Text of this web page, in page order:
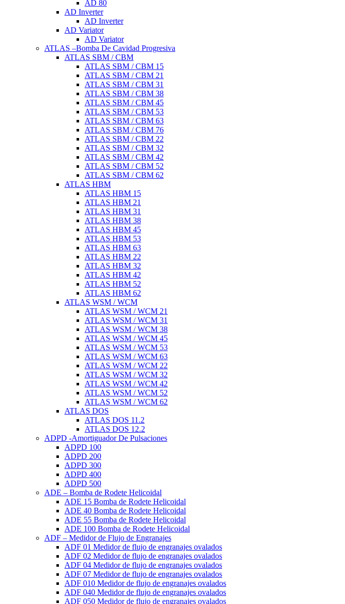
AD 80
AD Inverter
AD Inverter
AD Variator
AD Variator
ATLAS –Bomba De Cavidad Progresiva
ATLAS SBM / CBM
ATLAS SBM / CBM 15
ATLAS SBM / CBM 21
ATLAS SBM / CBM 31
ATLAS SBM / CBM 38
ATLAS SBM / CBM 45
ATLAS SBM / CBM 53
ATLAS SBM / CBM 63
ATLAS SBM / CBM 76
ATLAS SBM / CBM 22
ATLAS SBM / CBM 32
ATLAS SBM / CBM 42
ATLAS SBM / CBM 52
ATLAS SBM / CBM 62
ATLAS HBM
ATLAS HBM 15
ATLAS HBM 21
ATLAS HBM 31
ATLAS HBM 38
ATLAS HBM 45
ATLAS HBM 53
ATLAS HBM 63
ATLAS HBM 22
ATLAS HBM 32
ATLAS HBM 42
ATLAS HBM 52
ATLAS HBM 62
ATLAS WSM / WCM
ATLAS WSM / WCM 21
ATLAS WSM / WCM 31
ATLAS WSM / WCM 38
ATLAS WSM / WCM 45
ATLAS WSM / WCM 53
ATLAS WSM / WCM 63
ATLAS WSM / WCM 22
ATLAS WSM / WCM 32
ATLAS WSM / WCM 42
ATLAS WSM / WCM 52
ATLAS WSM / WCM 62
ATLAS DOS
ATLAS DOS 11.2
ATLAS DOS 12.2
ADPD -Amortiguador De Pulsaciones
ADPD 100
ADPD 200
ADPD 300
ADPD 400
ADPD 500
ADE – Bomba de Rodete Helicoidal
ADE 15 Bomba de Rodete Helicoidal
ADE 40 Bomba de Rodete Helicoidal
ADE 55 Bomba de Rodete Helicoidal
ADE 100 Bomba de Rodete Helicoidal
ADF – Medidor de Flujo de Engranajes
ADF 01 Medidor de flujo de engranajes ovalados
ADF 02 Medidor de flujo de engranajes ovalados
ADF 04 Medidor de flujo de engranajes ovalados
ADF 07 Medidor de flujo de engranajes ovalados
ADF 010 Medidor de flujo de engranajes ovalados
ADF 040 Medidor de flujo de engranajes ovalados
ADF 050 Medidor de flujo de engranajes ovalados